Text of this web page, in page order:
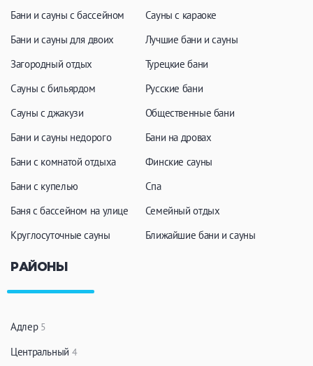
Бани и сауны с бассейном
Бани и сауны для двоих
Загородный отдых
Сауны с бильярдом
Сауны с джакузи
Бани и сауны недорого
Бани с комнатой отдыха
Бани с купелью
Баня с бассейном на улице
Круглосуточные сауны
Сауны с караоке
Лучшие бани и сауны
Турецкие бани
Русские бани
Общественные бани
Бани на дровах
Финские сауны
Спа
Семейный отдых
Ближайшие бани и сауны
РАЙОНЫ
Адлер 5
Центральный 4